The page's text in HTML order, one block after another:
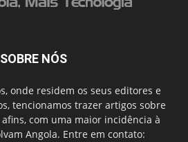
SOBRE NÓS
onde residem os seus editores e
tencionamos trazer artigos sobre
com uma maior incidência à
Angola. Entre em contato: